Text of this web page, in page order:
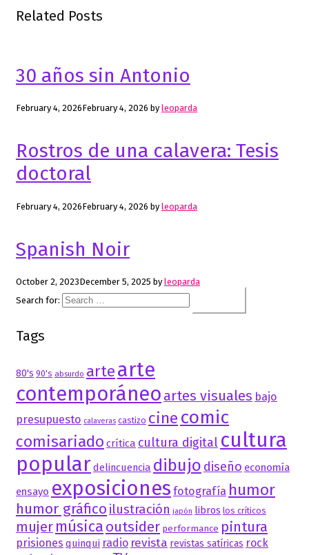
Related Posts
30 años sin Antonio
February 4, 2026February 4, 2026 byleoparda
Rostros de una calavera: Tesis
doctoral
February 4, 2026February 4, 2026 byleoparda
Spanish Noir
October 2, 2023December 5, 2025 byleoparda
Search for:
Tags
80's 90's absurdo artearte
contemporáneo artes visuales bajo
presupuesto calaveras castizo cine comic
comisariado crítica cultura digital cultura
populardelincuencia dibujo diseño economía
ensayo exposiciones fotografía humor
humor gráfico ilustración japón libros los críticos
mujer música outsider performance pintura
prisiones quinqui radio revista revistas satíricas rock